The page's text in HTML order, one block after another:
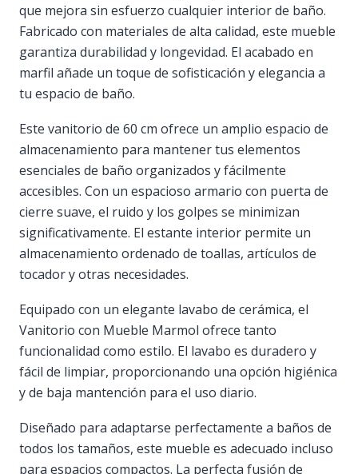
que mejora sin esfuerzo cualquier interior de baño.
Fabricado con materiales de alta calidad, este mueble
garantiza durabilidad y longevidad. El acabado en
marfil añade un toque de sofisticación y elegancia a
tu espacio de baño.
Este vanitorio de 60 cm ofrece un amplio espacio de
almacenamiento para mantener tus elementos
esenciales de baño organizados y fácilmente
accesibles. Con un espacioso armario con puerta de
cierre suave, el ruido y los golpes se minimizan
significativamente. El estante interior permite un
almacenamiento ordenado de toallas, artículos de
tocador y otras necesidades.
Equipado con un elegante lavabo de cerámica, el
Vanitorio con Mueble Marmol ofrece tanto
funcionalidad como estilo. El lavabo es duradero y
fácil de limpiar, proporcionando una opción higiénica
y de baja mantención para el uso diario.
Diseñado para adaptarse perfectamente a baños de
todos los tamaños, este mueble es adecuado incluso
para espacios compactos. La perfecta fusión de